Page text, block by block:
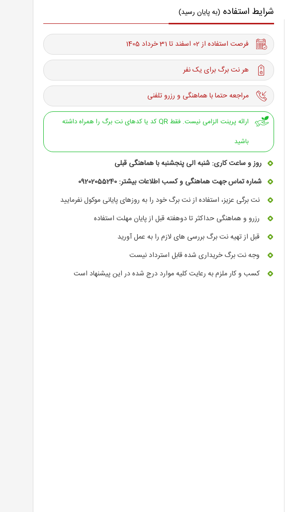
شرایط استفاده (به پایان رسید)
فرصت استفاده از 02 اسفند تا 31 خرداد 1405
هر نت برگ برای یک نفر
مراجعه حتما با هماهنگی و رزرو تلفنی
ارائه پرینت الزامی نیست. فقط QR کد یا کدهای نت برگ را همراه داشته
باشید
روز و ساعت کاری:‌ شنبه الی پنجشنبه با هماهنگی قبلی
شماره تماس جهت هماهنگی و کسب اطلاعات بیشتر: 09202055240
نت برگی عزیز، استفاده از نت برگ خود را به روزهای پایانی موکول نفرمایید
رزرو و هماهنگی حداکثر تا دوهفته قبل از پایان مهلت استفاده
قبل از تهیه نت برگ بررسی های لازم را به عمل آورید
وجه نت برگ خریداری شده قابل استرداد نیست
کسب و کار ملزم به رعایت کلیه موارد درج شده در این پیشنهاد است